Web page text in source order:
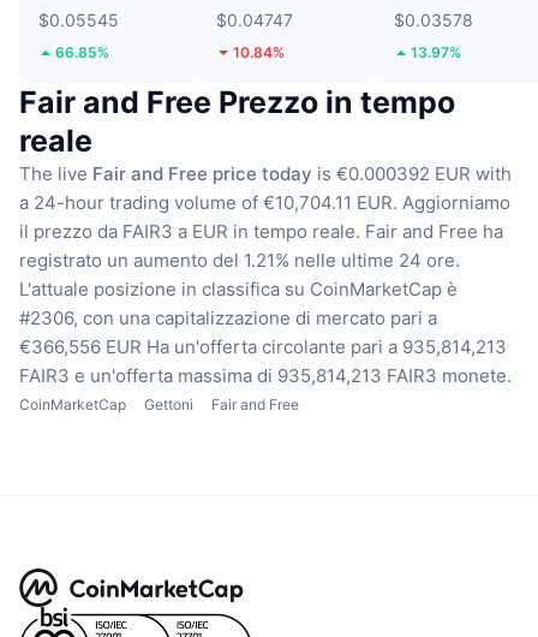
$0.05545
66.85%
$0.04747
10.84%
$0.03578
13.97%
Fair and Free Prezzo in tempo
reale
The live Fair and Free price today is €0.000392 EUR with
a 24-hour trading volume of €10,704.11 EUR. Aggiorniamo
il prezzo da FAIR3 a EUR in tempo reale. Fair and Free ha
registrato un aumento del 1.21% nelle ultime 24 ore.
L'attuale posizione in classifica su CoinMarketCap è
#2306, con una capitalizzazione di mercato pari a
€366,556 EUR Ha un'offerta circolante pari a 935,814,213
FAIR3 e un'offerta massima di 935,814,213 FAIR3 monete.
CoinMarketCap Gettoni Fair and Free